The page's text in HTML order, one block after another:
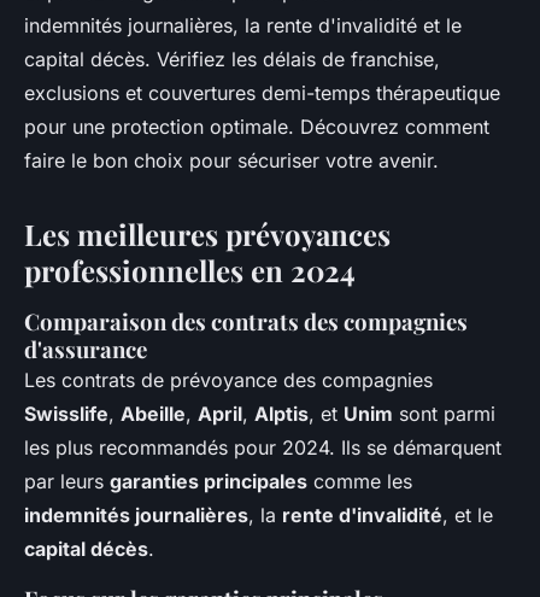
indemnités journalières, la rente d'invalidité et le
capital décès. Vérifiez les délais de franchise,
exclusions et couvertures demi-temps thérapeutique
pour une protection optimale. Découvrez comment
faire le bon choix pour sécuriser votre avenir.
Les meilleures prévoyances
professionnelles en 2024
Comparaison des contrats des compagnies
d'assurance
Les contrats de prévoyance des compagnies
Swisslife, Abeille, April, Alptis, et Unim sont parmi
les plus recommandés pour 2024. Ils se démarquent
par leurs garanties principales comme les
indemnités journalières, la rente d'invalidité, et le
capital décès.